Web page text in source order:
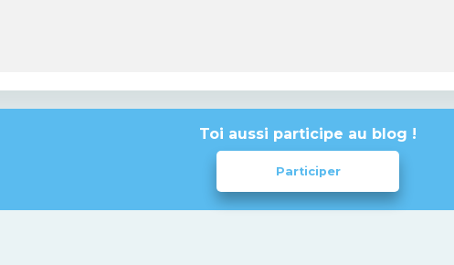
Toi aussi participe au blog !
Participer